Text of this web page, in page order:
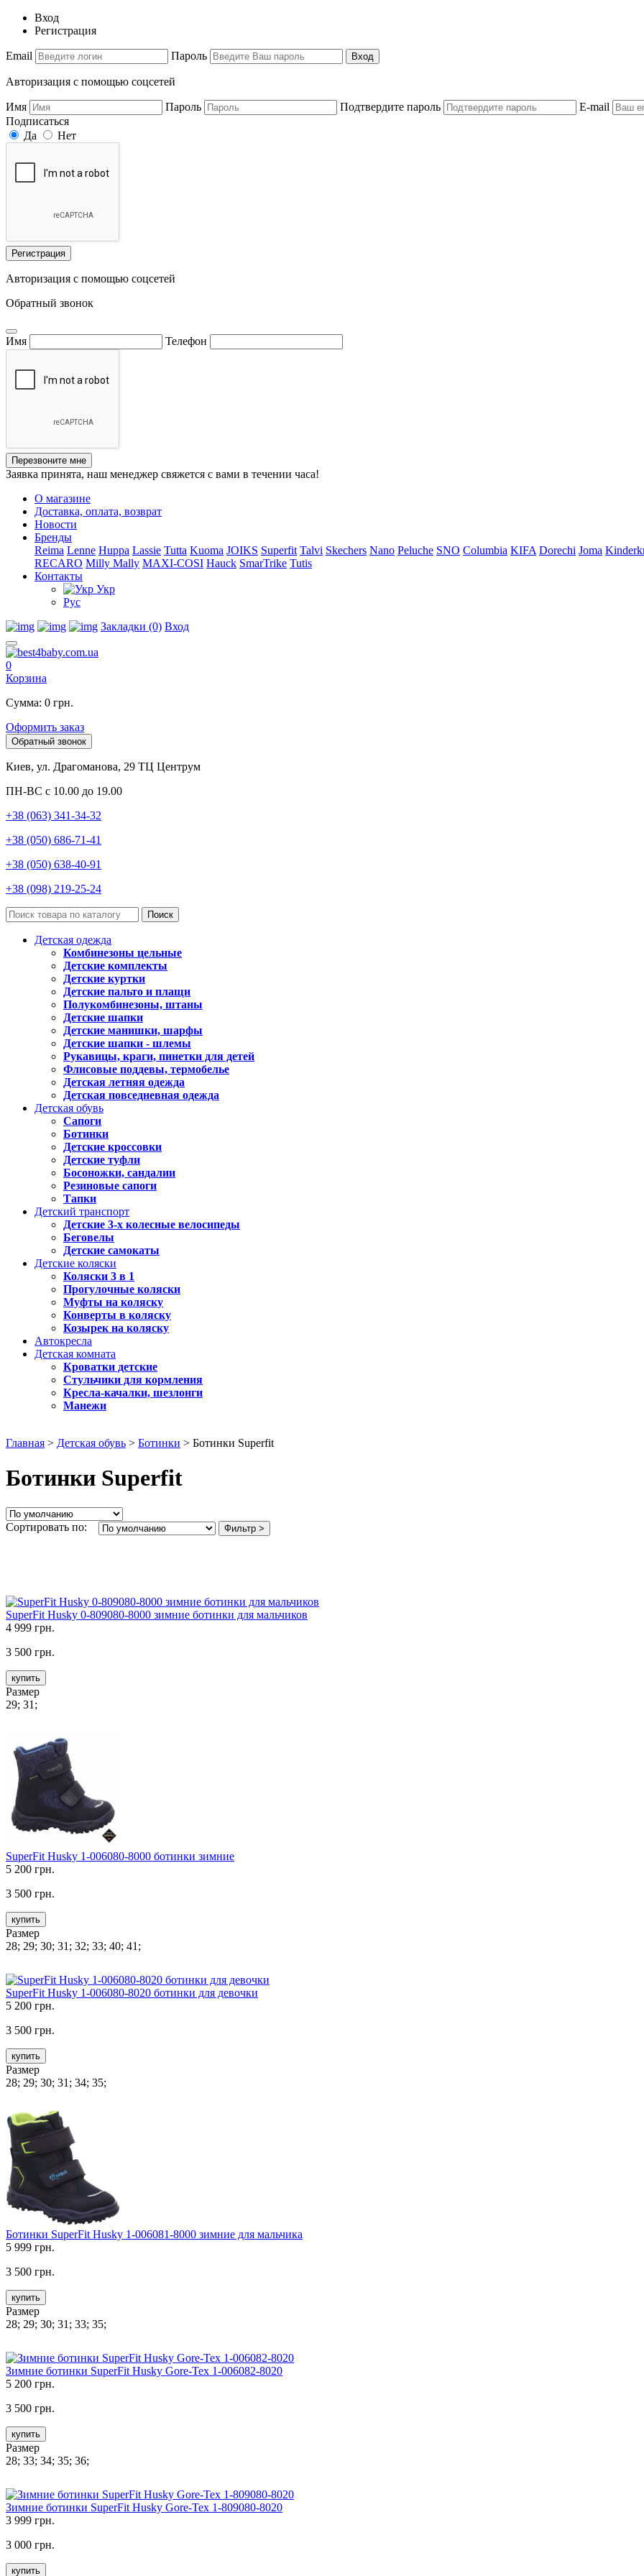
Вход
Регистрация
Email Пароль Вход
Авторизация с помощью соцсетей
Имя Пароль Подтвердите пароль
E-mail
Подписаться
Да
Нет
Регистрация
Авторизация с помощью соцсетей
Обратный звонок
Имя Телефон
Перезвоните мне
Заявка принята, наш менеджер свяжется с вами в течении часа!
О магазине
Доставка, оплата, возврат
Новости
Бренды
Reima Lenne Huppa Lassie Tutta Kuoma JOIKS Superfit Talvi Skechers Nano Peluche SNO Columbia KIFA Dorechi Joma
RECARO Milly Mally MAXI-COSI Hauck SmarTrike Tutis
Контакты
Укр
Рус
Закладки (0) Вход
0
Корзина
Сумма: 0 грн.
Оформить заказ
Обратный звонок
Киев, ул. Драгоманова, 29 ТЦ Центрум
ПН-ВС с 10.00 до 19.00
+38 (063) 341-34-32
+38 (050) 686-71-41
+38 (050) 638-40-91
+38 (098) 219-25-24
Поиск
Детская одежда
Комбинезоны цельные
Детские комплекты
Детские куртки
Детские пальто и плащи
Полукомбинезоны, штаны
Детские шапки
Детские манишки, шарфы
Детские шапки - шлемы
Рукавицы, краги, пинетки для детей
Флисовые поддевы, термобелье
Детская летняя одежда
Детская повседневная одежда
Детская обувь
Сапоги
Ботинки
Детские кроссовки
Детские туфли
Босоножки, сандалии
Резиновые сапоги
Тапки
Детский транспорт
Детские 3-х колесные велосипеды
Беговелы
Детские самокаты
Детские коляски
Коляски 3 в 1
Прогулочные коляски
Муфты на коляску
Конверты в коляску
Козырек на коляску
Автокресла
Детская комната
Кроватки детские
Стульчики для кормления
Кресла-качалки, шезлонги
Манежи
Главная > Детская обувь > Ботинки > Ботинки Superfit
Ботинки Superfit
Сортировать по: Фильтр >
SuperFit Husky 0-809080-8000 зимние ботинки для мальчиков
4 999 грн.
3 500 грн.
купить
Размер
29; 31;
SuperFit Husky 1-006080-8000 ботинки зимние
5 200 грн.
3 500 грн.
купить
Размер
28; 29; 30; 31; 32; 33; 40; 41;
SuperFit Husky 1-006080-8020 ботинки для девочки
5 200 грн.
3 500 грн.
купить
Размер
28; 29; 30; 31; 34; 35;
Ботинки SuperFit Husky 1-006081-8000 зимние для мальчика
5 999 грн.
3 500 грн.
купить
Размер
28; 29; 30; 31; 33; 35;
Зимние ботинки SuperFit Husky Gore-Tex 1-006082-8020
5 200 грн.
3 500 грн.
купить
Размер
28; 33; 34; 35; 36;
Зимние ботинки SuperFit Husky Gore-Tex 1-809080-8020
3 999 грн.
3 000 грн.
купить